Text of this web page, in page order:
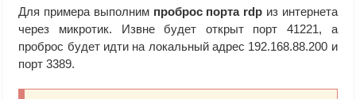
Для примера выполним проброс порта rdp из интернета
через микротик. Извне будет открыт порт 41221, а
проброс будет идти на локальный адрес 192.168.88.200 и
порт 3389.